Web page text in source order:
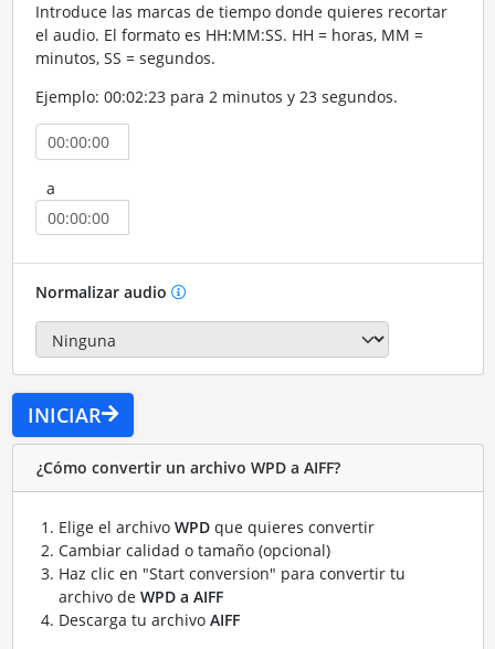
Introduce las marcas de tiempo donde quieres recortar
el audio. El formato es HH:MM:SS. HH = horas, MM =
minutos, SS = segundos.
Ejemplo: 00:02:23 para 2 minutos y 23 segundos.
a
Normalizar audio
INICIAR
¿Cómo convertir un archivo WPD a AIFF?
Elige el archivo WPDque quieres convertir
Cambiar calidad o tamaño (opcional)
Haz clic en "Start conversion" para convertir tu
archivo de WPD a AIFF
Descarga tu archivo AIFF